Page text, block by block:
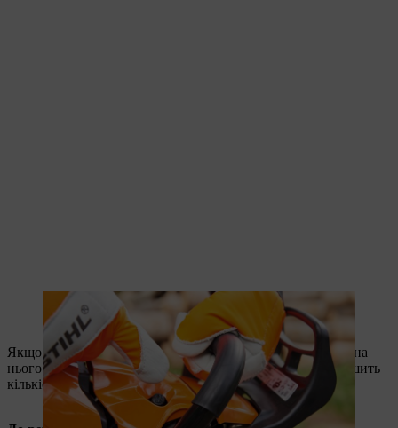
Натискання на декомпресійний клапан допомагає запустити
двигун.
Якщо мотопила оснащена паливним насосом, натисніть на
нього кілька разів. Це полегшить запуск двигуна й зменшить
кількість ривків, потрібних для запуску.